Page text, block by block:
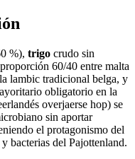
%), trigo crudo sin
60/40 entre malta
lambic tradicional belga, y
obligatorio en la
overjaerse hop) se
sin aportar
el protagonismo del
bacterias del Pajottenland.